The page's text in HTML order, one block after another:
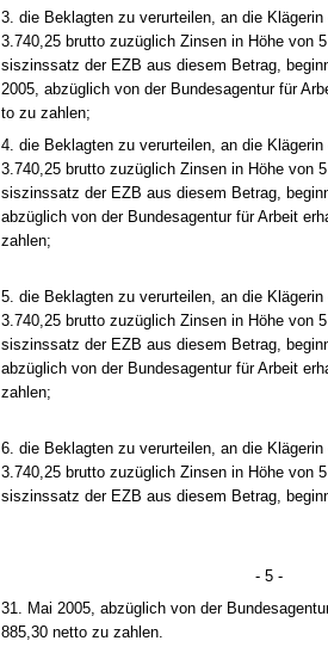
3. die Be­klag­ten zu ver­ur­tei­len, an die
3.740,25 brut­to zuzüglich Zin­sen in Höhe von
sis­zins­satz der EZB aus die­sem Be­trag,
2005, abzüglich von der Bun­des­agen­tur für
to zu zah­len;
4. die Be­klag­ten zu ver­ur­tei­len, an die
3.740,25 brut­to zuzüglich Zin­sen in Höhe von
sis­zins­satz der EZB aus die­sem Be­trag,
abzüglich von der Bun­des­agen­tur für Ar­beit
zah­len;
5. die Be­klag­ten zu ver­ur­tei­len, an die
3.740,25 brut­to zuzüglich Zin­sen in Höhe von
sis­zins­satz der EZB aus die­sem Be­trag,
abzüglich von der Bun­des­agen­tur für Ar­beit
zah­len;
6. die Be­klag­ten zu ver­ur­tei­len, an die
3.740,25 brut­to zuzüglich Zin­sen in Höhe von
sis­zins­satz der EZB aus die­sem Be­trag,
- 5 -
31. Mai 2005, abzüglich von der
885,30 net­to zu zah­len.